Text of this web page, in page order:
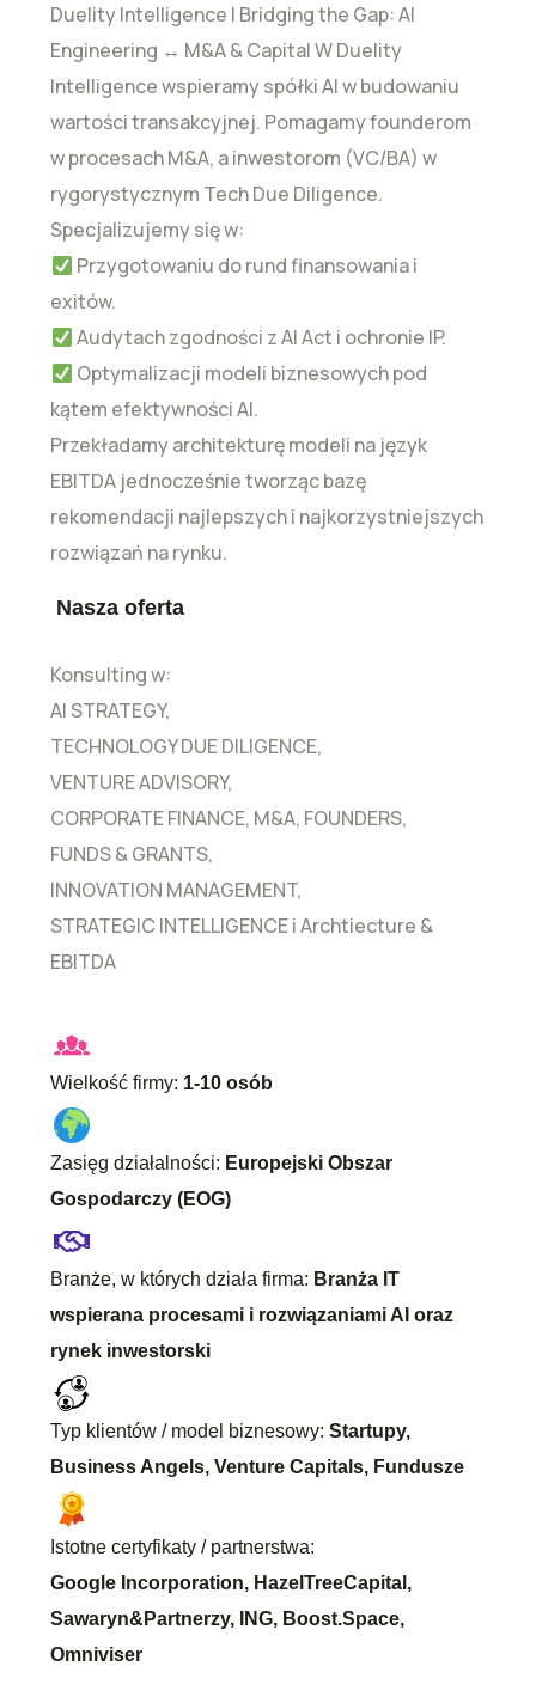
Duelity Intelligence | Bridging the Gap: AI
Engineering ↔ M&A & Capital W Duelity
Intelligence wspieramy spółki AI w budowaniu
wartości transakcyjnej. Pomagamy founderom
w procesach M&A, a inwestorom (VC/BA) w
rygorystycznym Tech Due Diligence.
Specjalizujemy się w:
Przygotowaniu do rund finansowania i
exitów.
Audytach zgodności z AI Act i ochronie IP.
Optymalizacji modeli biznesowych pod
kątem efektywności AI.
Przekładamy architekturę modeli na język
EBITDA jednocześnie tworząc bazę
rekomendacji najlepszych i najkorzystniejszych
rozwiązań na rynku.
Nasza oferta
Konsulting w:
AI STRATEGY,
TECHNOLOGY DUE DILIGENCE,
VENTURE ADVISORY,
CORPORATE FINANCE, M&A, FOUNDERS,
FUNDS & GRANTS,
INNOVATION MANAGEMENT,
STRATEGIC INTELLIGENCE i Archtiecture &
EBITDA
Wielkość firmy: 1-10 osób
Zasięg działalności: Europejski Obszar
Gospodarczy (EOG)
Branże, w których działa firma: Branża IT
wspierana procesami i rozwiązaniami AI oraz
rynek inwestorski
Typ klientów / model biznesowy:Startupy,
Business Angels, Venture Capitals, Fundusze
Istotne certyfikaty / partnerstwa:
Google Incorporation, HazelTreeCapital,
Sawaryn&Partnerzy, ING, Boost.Space,
Omniviser